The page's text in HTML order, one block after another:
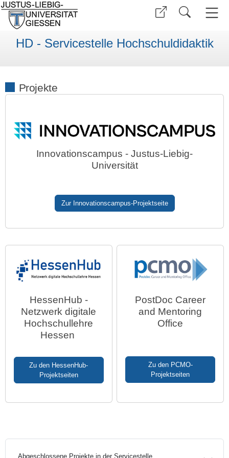
HD - Servicestelle Hochschuldidaktik
Projekte
Innovationscampus - Justus-Liebig-
Universität
Zur Innovationscampus-Projektseite
HessenHub -
Netzwerk digitale
Hochschullehre
Hessen
Zu den HessenHub-
Projektseiten
PostDoc Career
and Mentoring
Office
Zu den PCMO-
Projektseiten
Abgeschlossene Projekte in der Servicestelle